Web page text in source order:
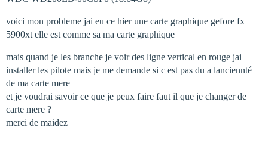
voici mon probleme jai eu ce hier une carte graphique gefore fx
5900xt elle est comme sa ma carte graphique
mais quand je les branche je voir des ligne vertical en rouge jai
installer les pilote mais je me demande si c est pas du a lanciennté
de ma carte mere
et je voudrai savoir ce que je peux faire faut il que je changer de
carte mere ?
merci de maidez